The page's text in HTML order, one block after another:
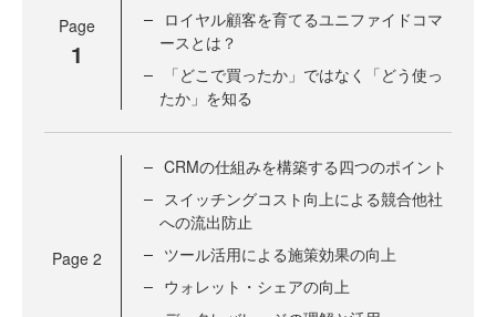
Page
1
ロイヤル顧客を育てるユニファイドコマ
ースとは？
「どこで買ったか」ではなく「どう使っ
たか」を知る
Page 2
CRMの仕組みを構築する四つのポイント
スイッチングコスト向上による競合他社
への流出防止
ツール活用による施策効果の向上
ウォレット・シェアの向上